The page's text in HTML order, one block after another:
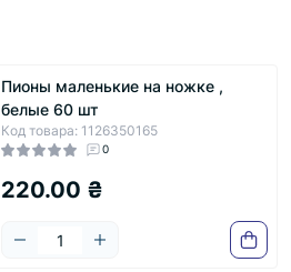
Пионы маленькие на ножке ,
белые 60 шт
Код товара: 1126350165
0
220.00 ₴